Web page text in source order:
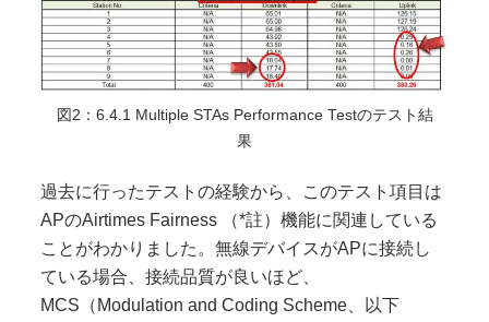
図2：6.4.1 Multiple STAs Performance Testのテスト結
果
過去に行ったテストの経験から、このテスト項目は
APのAirtimes Fairness （*註）機能に関連している
ことがわかりました。無線デバイスがAPに接続し
ている場合、接続品質が良いほど、
MCS（Modulation and Coding Scheme、以下